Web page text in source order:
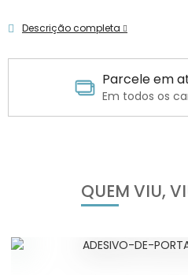
Descrição completa
Parcele em
Em todos os
QUEM VIU,